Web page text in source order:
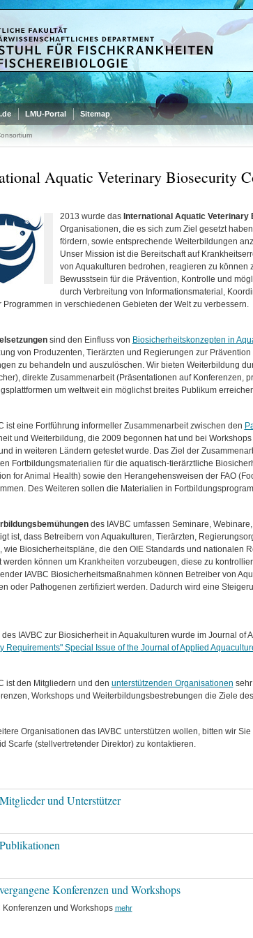
LMU-Portal Sitemap
Aquatic Veterinary Biosecurity
2013 wurde das International Aquatic
Organisationen, die es sich zum Ziel gesetzt
fördern, sowie entsprechende Weiterbildungen
Unser Mission ist die Bereitschaft auf
von Aquakulturen bedrohen, reagieren zu
Bewusstsein für die Prävention, Kontrolle und
durch Verbreitung von Informationsmaterial,
Programmen in verschiedenen Gebieten der Welt zu verbessern.
sind den Einfluss von Biosicherheitskonzepten in
von Produzenten, Tierärzten und Regierungen zur
zu behandeln und auszulöschen. Wir bieten Weiterbildung
direkte Zusammenarbeit (Präsentationen auf Konferenzen,
um weltweit ein möglichst breites Publikum
ist eine Fortführung informeller Zusammenarbeit zwischen den
und Weiterbildung, die 2009 begonnen hat und bei
in weiteren Ländern getestet wurde. Das Ziel der
Fortbildungsmaterialien für die aquatisch-tierärztliche
for Animal Health) sowie den Herangehensweisen der FAO
Des Weiteren sollen die Materialien in
des IAVBC umfassen Seminare,
ist, dass Betreibern von Aquakulturen, Tierärzten,
wie Biosicherheitspläne, die den OIE Standards und nationalen
werden können um Krankheiten vorzubeugen, diese zu
IAVBC Biosicherheitsmaßnahmen können Betreiber von
oder Pathogenen zertifiziert werden. Dadurch wird eine
des IAVBC zur Biosicherheit in Aquakulturen wurde im Journal of
Requirements" Special Issue of the Journal of Applied
ist den Mitgliedern und den unterstützenden Organisationen
Workshops und Weiterbildungsbestrebungen die Ziele
Organisationen das IAVBC unterstützen wollen, bitten wir Sie
Scarfe (stellvertretender Direktor) zu kontaktieren.
und Unterstützer
Konferenzen und Workshops
Konferenzen und Workshops mehr